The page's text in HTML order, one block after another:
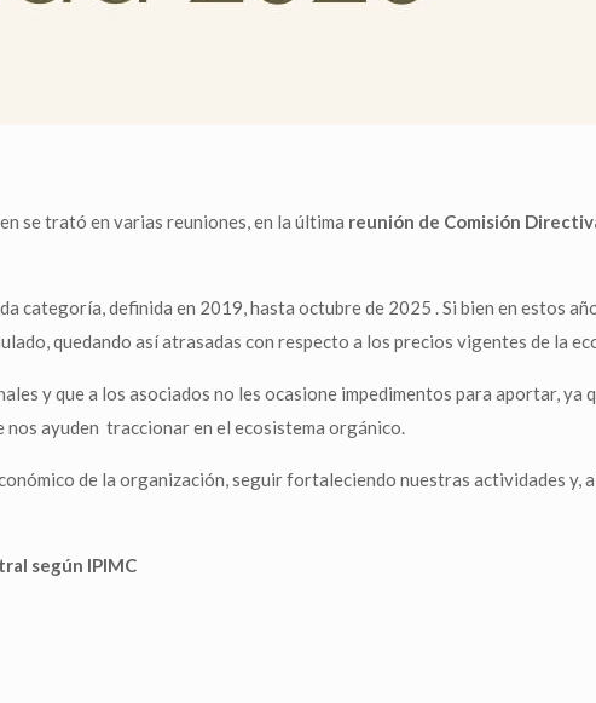
se trató en varias reuniones, en la última reunión de Comisión
categoría, definida en 2019, hasta octubre de 2025 . Si bien en estos
quedando así atrasadas con respecto a los precios vigentes de la
y que a los asociados no les ocasione impedimentos para aportar, ya
nos ayuden traccionar en el ecosistema orgánico.
de la organización, seguir fortaleciendo nuestras actividades y,
según IPIMC